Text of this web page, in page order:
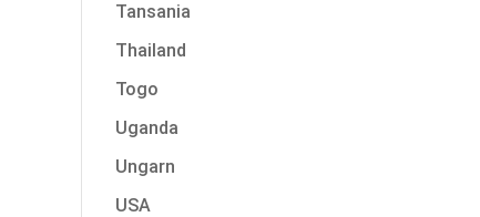
Tansania
Thailand
Togo
Uganda
Ungarn
USA